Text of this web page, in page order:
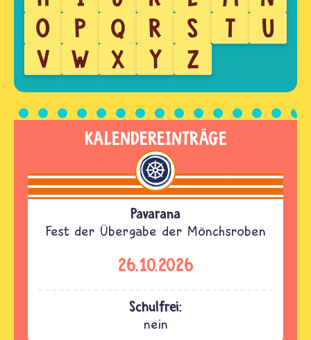
O
P Q R S T
U
V
W X Y Z
KALENDEREINTRÄGE
Pavarana
Fest der Übergabe der Mönchsroben
26.10.2026
Schulfrei:
nein